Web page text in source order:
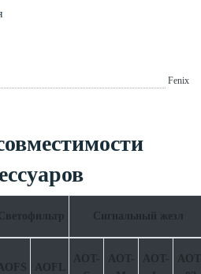
Fenix
Светофильтр Сигнальный жезл
AOFS AOFL
AOT-
AOT-
AOT-